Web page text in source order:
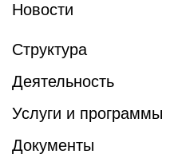
Новости
Структура
Деятельность
Услуги и программы
Документы